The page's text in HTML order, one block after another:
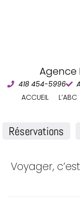
Agence
418 454-5996
ACCUEIL
L’ABC
Réservations
Voyager,